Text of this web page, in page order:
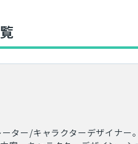
ター/キャラクターデザイナー。